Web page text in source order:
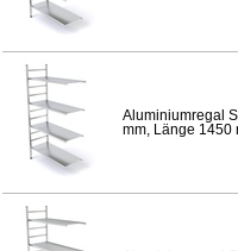
Aluminiumregal
mm, Länge 1450